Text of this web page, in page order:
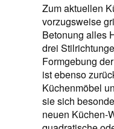
Zum aktuellen
vorzugsweise
Betonung alles
drei
Formgebung
ist ebenso
Küchenmöbel
sie sich
neuen Küchen-